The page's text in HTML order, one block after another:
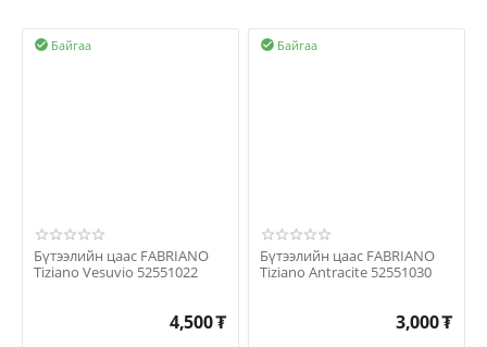
Байгаа

Бүтээлийн цаас FABRIANO
Tiziano Vesuvio 52551022
4,500₮
Байгаа

Бүтээлийн цаас FABRIANO
Tiziano Antracite 52551030
3,000₮